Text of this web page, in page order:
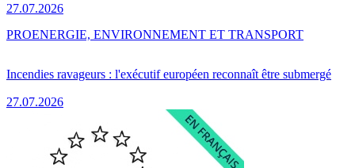
27.07.2026
Incendies ravageurs : l'exécutif européen reconnaît être submergé
27.07.2026
PROENERGIE, ENVIRONNEMENT ET TRANSPORT